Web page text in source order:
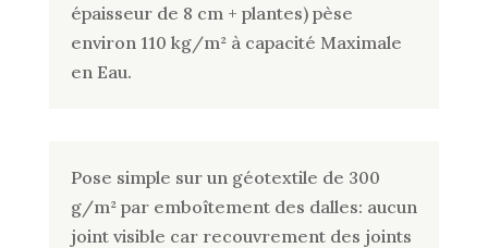
épaisseur de 8 cm + plantes) pèse
environ 110 kg/m² à capacité Maximale
en Eau.
Pose simple sur un géotextile de 300
g/m² par emboîtement des dalles: aucun
joint visible car recouvrement des joints